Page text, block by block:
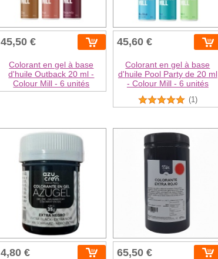
45,50 €
Colorant en gel à base
d'huile Outback 20 ml -
Colour Mill - 6 unités
45,60 €
Colorant en gel à base
d'huile Pool Party de 20 ml
- Colour Mill - 6 unités
(1)
4,80 € 65,50 €